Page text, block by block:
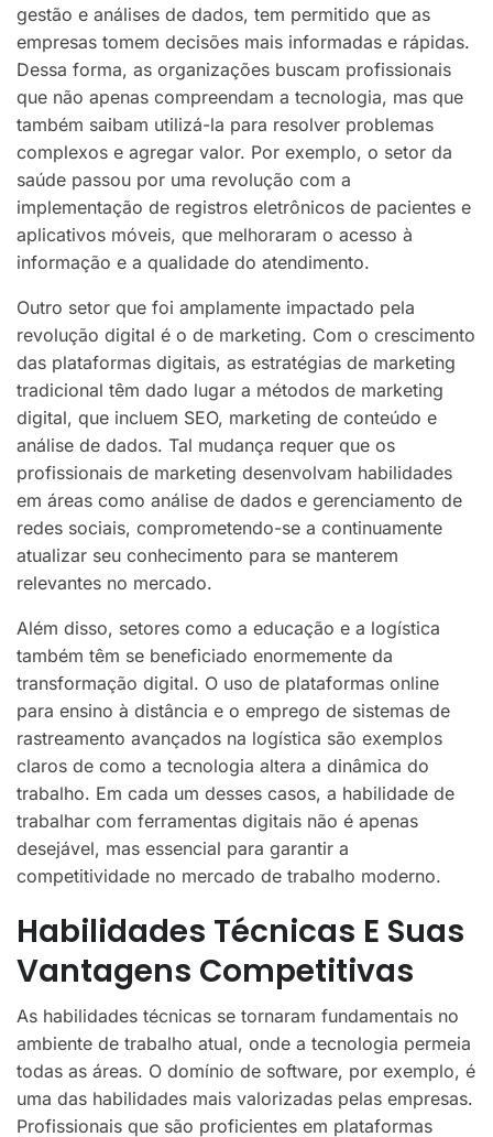
gestão e análises de dados, tem permitido que as
empresas tomem decisões mais informadas e rápidas.
Dessa forma, as organizações buscam profissionais
que não apenas compreendam a tecnologia, mas que
também saibam utilizá-la para resolver problemas
complexos e agregar valor. Por exemplo, o setor da
saúde passou por uma revolução com a
implementação de registros eletrônicos de pacientes e
aplicativos móveis, que melhoraram o acesso à
informação e a qualidade do atendimento.
Outro setor que foi amplamente impactado pela
revolução digital é o de marketing. Com o crescimento
das plataformas digitais, as estratégias de marketing
tradicional têm dado lugar a métodos de marketing
digital, que incluem SEO, marketing de conteúdo e
análise de dados. Tal mudança requer que os
profissionais de marketing desenvolvam habilidades
em áreas como análise de dados e gerenciamento de
redes sociais, comprometendo-se a continuamente
atualizar seu conhecimento para se manterem
relevantes no mercado.
Além disso, setores como a educação e a logística
também têm se beneficiado enormemente da
transformação digital. O uso de plataformas online
para ensino à distância e o emprego de sistemas de
rastreamento avançados na logística são exemplos
claros de como a tecnologia altera a dinâmica do
trabalho. Em cada um desses casos, a habilidade de
trabalhar com ferramentas digitais não é apenas
desejável, mas essencial para garantir a
competitividade no mercado de trabalho moderno.
Habilidades Técnicas E Suas
Vantagens Competitivas
As habilidades técnicas se tornaram fundamentais no
ambiente de trabalho atual, onde a tecnologia permeia
todas as áreas. O domínio de software, por exemplo, é
uma das habilidades mais valorizadas pelas empresas.
Profissionais que são proficientes em plataformas